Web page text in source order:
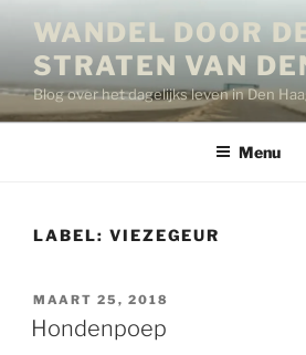
inhoud
WANDEL DOOR
STRATEN VAN
Blog over het dagelijks leven in Den
Menu
LABEL: VIEZEGEUR
GEPLAATST
OP
MAART 25, 2018
Hondenpoep